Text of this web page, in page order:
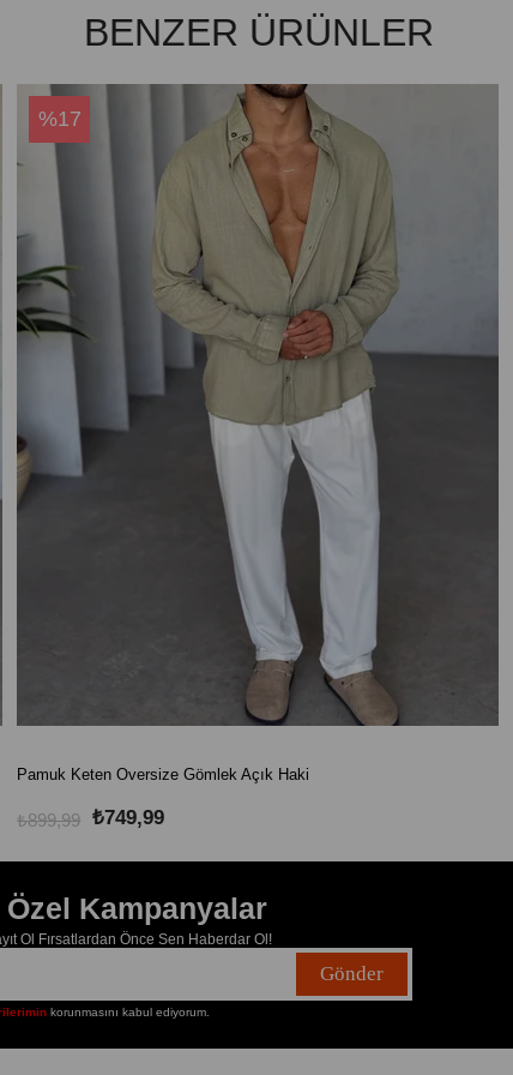
BENZER ÜRÜNLER
Pamuk Keten Oversize Gömlek Açık Haki
₺749,99
₺899,99
%17
Özel Kampanyalar
Ol Fırsatlardan Önce Sen Haberdar Ol!
Gönder
korunmasını kabul ediyorum.